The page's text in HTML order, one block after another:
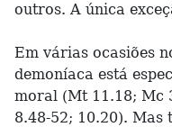
outros. A única
Em várias ocasiões
demoníaca está
moral (Mt 11.18; Mc
8.48-52; 10.20). Mas